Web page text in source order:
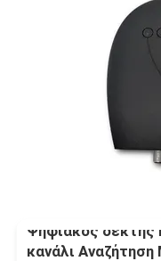
Ψηφιακός δέκτης
κανάλι